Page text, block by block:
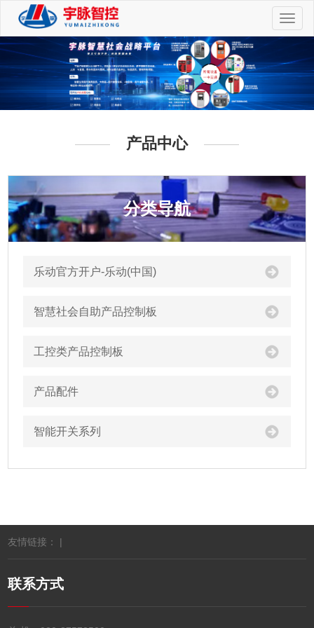
切
换
航
产品中心
分类导航
乐动官方开户-乐动(中国)
智慧社会自助产品控制板
工控类产品控制板
产品配件
智能开关系列
友情链接： |
联系方式